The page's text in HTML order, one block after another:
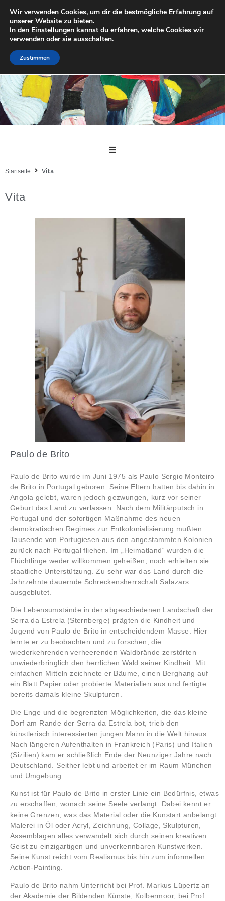
Paulo de Brito
Startseite Vita
Vita
Paulo de Brito
Paulo de Brito wurde im Juni 1975 als Paulo Sergio Monteiro
de Brito in Portugal geboren. Seine Eltern hatten bis dahin in
Angola gelebt, waren jedoch gezwungen, kurz vor seiner
Geburt das Land zu verlassen. Nach dem Militärputsch in
Portugal und der sofortigen Maßnahme des neuen
demokratischen Regimes zur Entkolonialisierung mußten
Tausende von Portugiesen aus den angestammten Kolonien
zurück nach Portugal fliehen. Im „Heimatland“ wurden die
Flüchtlinge weder willkommen geheißen, noch erhielten sie
staatliche Unterstützung. Zu sehr war das Land durch die
Jahrzehnte dauernde Schreckensherrschaft Salazars
ausgeblutet.
Die Lebensumstände in der abgeschiedenen Landschaft der
Serra da Estrela (Sternberge) prägten die Kindheit und
Jugend von Paulo de Brito in entscheidendem Masse. Hier
lernte er zu beobachten und zu forschen, die
wiederkehrenden verheerenden Waldbrände zerstörten
unwiederbringlich den herrlichen Wald seiner Kindheit. Mit
einfachen Mitteln zeichnete er Bäume, einen Berghang auf
ein Blatt Papier oder probierte Materialien aus und fertigte
bereits damals kleine Skulpturen.
Die Enge und die begrenzten Möglichkeiten, die das kleine
Dorf am Rande der Serra da Estrela bot, trieb den
künstlerisch interessierten jungen Mann in die Welt hinaus.
Nach längeren Aufenthalten in Frankreich (Paris) und Italien
(Sizilien) kam er schließlich Ende der Neunziger Jahre nach
Deutschland. Seither lebt und arbeitet er im Raum München
und Umgebung.
Kunst ist für Paulo de Brito in erster Linie ein Bedürfnis, etwas
zu erschaffen, wonach seine Seele verlangt. Dabei kennt er
keine Grenzen, was das Material oder die Kunstart anbelangt:
Malerei in Öl oder Acryl, Zeichnung, Collage, Skulpturen,
Assemblagen alles verwandelt sich durch seinen kreativen
Geist zu einzigartigen und unverkennbaren Kunstwerken.
Seine Kunst reicht vom Realismus bis hin zum informellen
Action-Painting.
Paulo de Brito nahm Unterricht bei Prof. Markus Lüpertz an
der Akademie der Bildenden Künste, Kolbermoor, bei Prof.
Wir verwenden Cookies, um dir die bestmögliche Erfahrung auf
unserer Website zu bieten.
In den Einstellungen kannst du erfahren, welche Cookies wir
verwenden oder sie ausschalten.
Zustimmen